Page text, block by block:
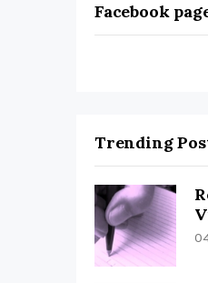
Facebook
Trending